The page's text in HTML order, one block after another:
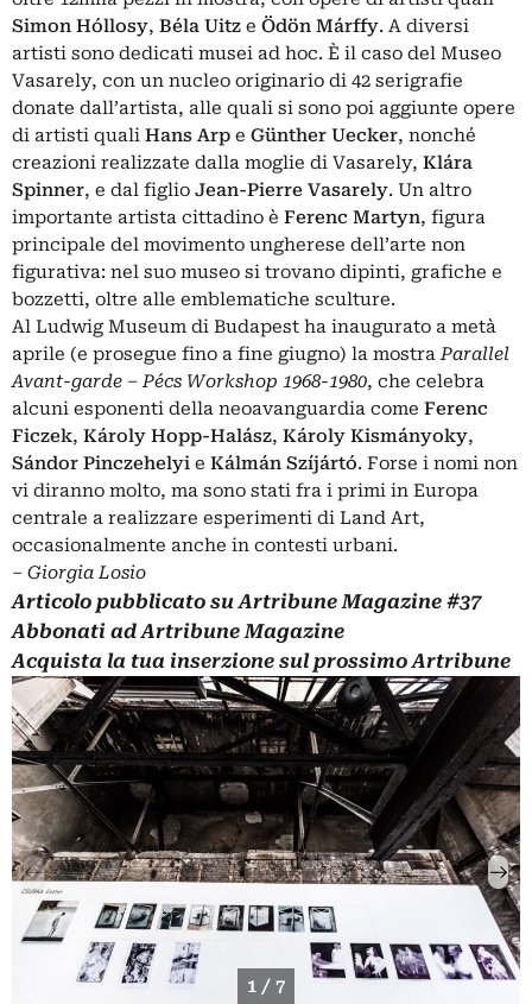
Simon Hóllosy, Béla Uitz e Ödön Márffy. A diversi
artisti sono dedicati musei ad hoc. È il caso del Museo
Vasarely, con un nucleo originario di 42 serigrafie
donate dall’artista, alle quali si sono poi aggiunte opere
di artisti quali Hans Arp e Günther Uecker, nonché
creazioni realizzate dalla moglie di Vasarely, Klára
Spinner, e dal figlio Jean-Pierre Vasarely. Un altro
importante artista cittadino è Ferenc Martyn, figura
principale del movimento ungherese dell’arte non
figurativa: nel suo museo si trovano dipinti, grafiche e
bozzetti, oltre alle emblematiche sculture.
Al Ludwig Museum di Budapest ha inaugurato a metà
aprile (e prosegue fino a fine giugno) la mostraParallel
Avant-garde – Pécs Workshop 1968-1980, che celebra
alcuni esponenti della neoavanguardia come Ferenc
Ficzek, Károly Hopp-Halász, Károly Kismányoky,
Sándor Pinczehelyi e Kálmán Szíjártó. Forse i nomi non
vi diranno molto, ma sono stati fra i primi in Europa
centrale a realizzare esperimenti di Land Art,
occasionalmente anche in contesti urbani.
– Giorgia Losio
Articolo pubblicato su Artribune Magazine #37
Abbonati ad Artribune Magazine
Acquista la tua inserzione sul prossimo Artribune
1 / 7